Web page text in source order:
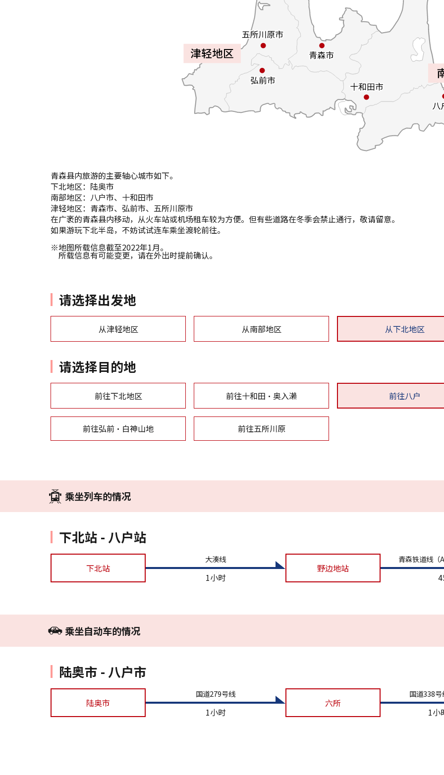
青森县内旅游的主要轴心城市如下。
下北地区：陆奥市
南部地区：八户市、十和田市
津轻地区：青森市、弘前市、五所川原市
在广袤的青森县内移动，从火车站或机场租车较为方便。但有些道路在冬季会禁止通行，敬请留意。
如果游玩下北半岛，不妨试试连车乘坐渡轮前往。
※地图所载信息截至2022年1月。
所载信息有可能变更，请在外出时提前确认。
请选择出发地
从津轻地区 从南部地区 从下北地区
请选择目的地
前往下北地区 前往十和田・奥入濑 前往八户
前往弘前・白神山地 前往五所川原
乘坐列车的情况
下北站 - 八户站
下北站
大湊线
1小时
野边地站
青森铁道线
乘坐自动车的情况
陆奥市 - 八户市
陆奥市
国道279号线
1小时
六所
国道338
1小